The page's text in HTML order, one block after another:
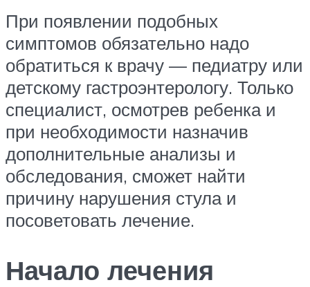
При появлении подобных
симптомов обязательно надо
обратиться к врачу — педиатру или
детскому гастроэнтерологу. Только
специалист, осмотрев ребенка и
при необходимости назначив
дополнительные анализы и
обследования, сможет найти
причину нарушения стула и
посоветовать лечение.
Начало лечения